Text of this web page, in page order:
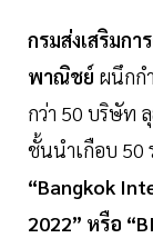
กรมส่งเสริมกา
พาณิชย์ ผนึกก
กว่า 50 บริษัท
ชั้นนำเกือบ 50
“Bangkok
2022” หรือ